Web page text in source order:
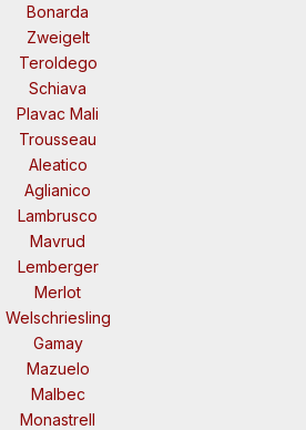
Bonarda
Zweigelt
Teroldego
Schiava
Plavac Mali
Trousseau
Aleatico
Aglianico
Lambrusco
Mavrud
Lemberger
Merlot
Welschriesling
Gamay
Mazuelo
Malbec
Monastrell